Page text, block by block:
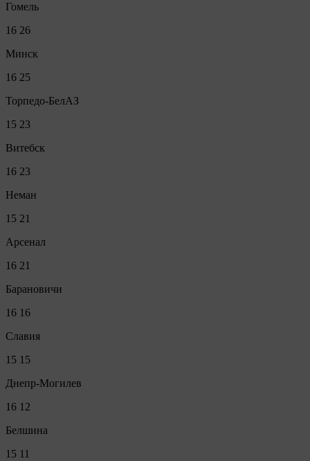
Гомель
16 26
Минск
16 25
Торпедо-БелАЗ
15 23
Витебск
16 23
Неман
15 21
Арсенал
16 21
Барановичи
16 16
Славия
15 15
Днепр-Могилев
16 12
Белшина
15 11